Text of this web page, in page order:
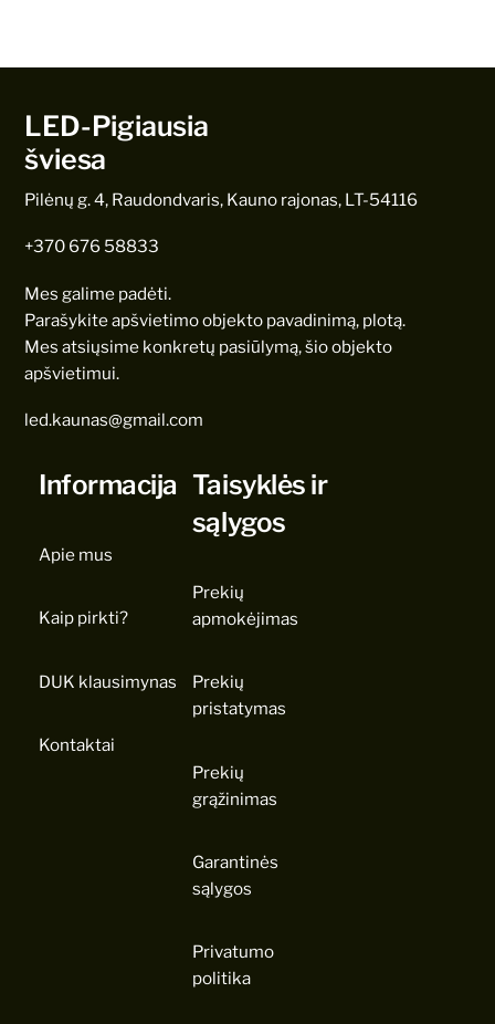
LED-Pigiausia
šviesa
Pilėnų g. 4, Raudondvaris, Kauno rajonas, LT-54116
+370 676 58833
Mes galime padėti.
Parašykite apšvietimo objekto pavadinimą, plotą.
Mes atsiųsime konkretų pasiūlymą, šio objekto
apšvietimui.
led.kaunas@gmail.com
Informacija
Apie mus
Kaip pirkti?
DUK klausimynas
Kontaktai
Taisyklės ir
sąlygos
Prekių
apmokėjimas
Prekių
pristatymas
Prekių
grąžinimas
Garantinės
sąlygos
Privatumo
politika